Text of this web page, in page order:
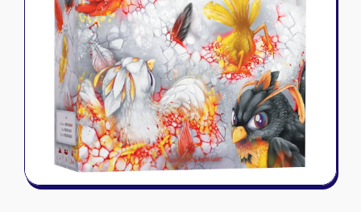
Naruto Mythos
Autres
Tapis de jeu